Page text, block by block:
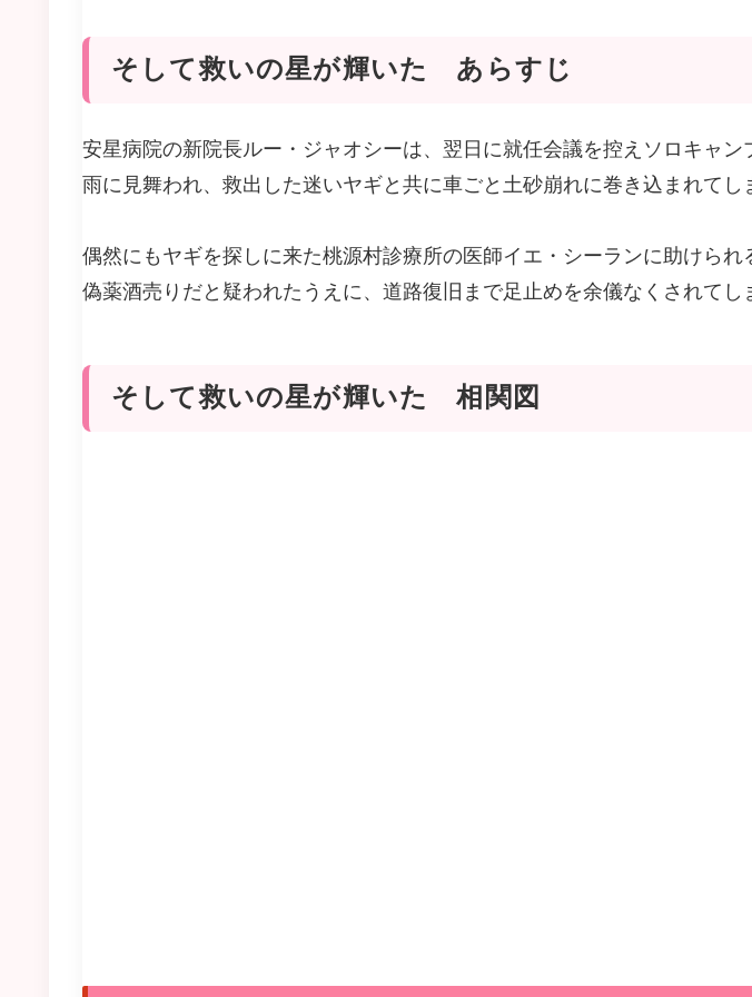
そして救いの星が輝いた あらすじ
安星病院の新院長ルー・ジャオシーは、翌日に就任会議を控えソロキャン
雨に見舞われ、救出した迷いヤギと共に車ごと土砂崩れに巻き込まれてし
偶然にもヤギを探しに来た桃源村診療所の医師イエ・シーランに助けられ
偽薬酒売りだと疑われたうえに、道路復旧まで足止めを余儀なくされて
そして救いの星が輝いた 相関図